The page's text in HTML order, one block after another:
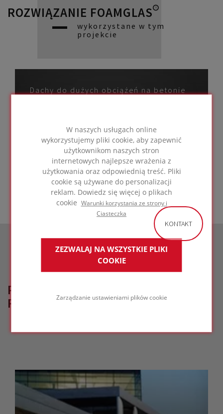
W naszych usługach online
wykorzystujemy pliki cookie, aby zapewnić
użytkownikom naszych stron
internetowych najlepsze wrażenia z
użytkowania oraz odpowiednią treść. Pliki
cookie są używane do personalizacji
reklam. Dowiedz się więcej o plikach
cookie Warunki korzystania ze strony i
Ciasteczka
ZEZWALAJ NA WSZYSTKIE PLIKI
COOKIE
Zarządzanie ustawieniami plików cookie
ROZWIĄZANIE FOAMGLAS®
wykorzystane w tym
projekcie
Dachy do dużych obciążeń na betonie
IDŹ DO
ROZWIĄZANIA
POWIĄZANE PROJEKTY
REFERENCYJNE
KONTAKT